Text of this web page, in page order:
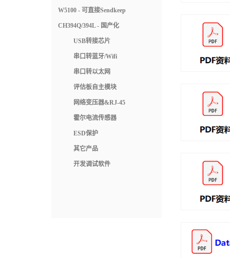
W5100 - 可直接Sendkeep
CH394Q/394L - 国产化
USB转接芯片
串口转蓝牙/Wifi
串口转以太网
评估板自主模块
网络变压器&RJ-45
霍尔电流传感器
ESD保护
其它产品
开发调试软件